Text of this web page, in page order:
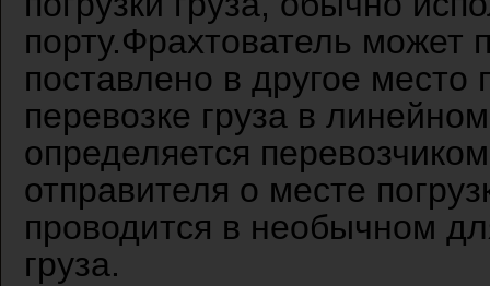
порту.Фрахтователь может
поставлено в другое место
перевозке груза в
определяется
отправителя о месте
проводится в необычном
груза.